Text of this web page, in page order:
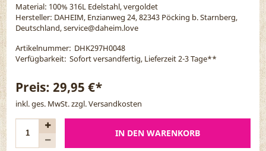
Material: 100% 316L Edelstahl, vergoldet
Hersteller: DAHEIM, Enzianweg 24, 82343 Pöcking b. Starnberg,
Deutschland, service@daheim.love
Artikelnummer: DHK297H0048
Verfügbarkeit: Sofort versandfertig, Lieferzeit 2-3 Tage**
Preis:29,95 €*
inkl. ges. MwSt. zzgl.Versandkosten
IN DEN WARENKORB